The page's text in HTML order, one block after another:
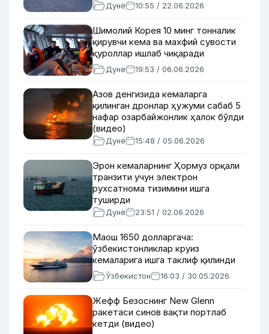
Дунё 10:55 / 22.06.2026
Шимолий Корея 10 минг тонналик
қирувчи кема ва махфий сувости
қуроллар ишлаб чиқаради
Дунё 19:53 / 06.06.2026
Азов денгизида кемаларга
қилинган дронлар ҳужуми сабаб 5
нафар озарбайжонлик ҳалок бўлди
(видео)
Дунё 15:48 / 05.06.2026
Эрон кемаларнинг Ҳормуз орқали
транзити учун электрон
рухсатнома тизимини ишга
туширди
Дунё 23:51 / 02.06.2026
Маош 1650 долларгача:
ўзбекистонликлар круиз
кемаларига ишга таклиф қилинди
Ўзбекистон 16:03 / 30.05.2026
Жефф Безоснинг New Glenn
ракетаси синов вақти портлаб
кетди (видео)